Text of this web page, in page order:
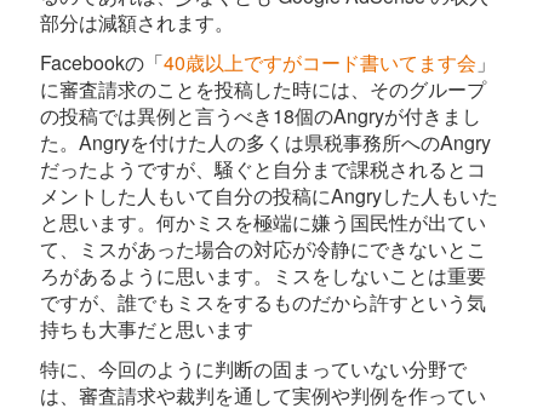
部分は減額されます。
Facebookの「40歳以上ですがコード書いてます会 」
に審査請求のことを投稿した時には、そのグループ
の投稿では異例と言うべき18個のAngryが付きまし
た。Angryを付けた人の多くは県税事務所へのAngry
だったようですが、騒ぐと自分まで課税されるとコ
メントした人もいて自分の投稿にAngryした人もいた
と思います。何かミスを極端に嫌う国民性が出てい
て、ミスがあった場合の対応が冷静にできないとこ
ろがあるように思います。ミスをしないことは重要
ですが、誰でもミスをするものだから許すという気
持ちも大事だと思います
特に、今回のように判断の固まっていない分野で
は、審査請求や裁判を通して実例や判例を作ってい